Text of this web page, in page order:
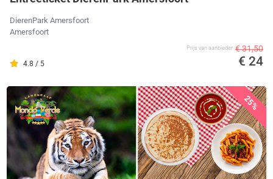
DierenPark Amersfoort
Amersfoort
4.8 / 5
Prijs van aanbieder € 31,50
€ 24
25%